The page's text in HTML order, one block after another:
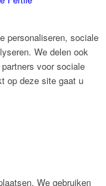
personaliseren, sociale
We delen ook
voor sociale
op deze site gaat u
We gebruiken